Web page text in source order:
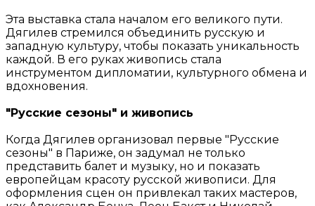
Эта выставка стала началом его великого пути.
Дягилев стремился объединить русскую и
западную культуру, чтобы показать уникальность
каждой. В его руках живопись стала
инструментом дипломатии, культурного обмена и
вдохновения.
"Русские сезоны" и живопись
Когда Дягилев организовал первые "Русские
сезоны" в Париже, он задумал не только
представить балет и музыку, но и показать
европейцам красоту русской живописи. Для
оформления сцен он привлекал таких мастеров,